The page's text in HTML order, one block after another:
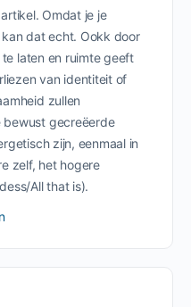
Omdat je je
dat echt. Ookk door
laten en ruimte geeft
van identiteit of
zullen
bewust gecreëerde
zijn, eenmaal in
zelf, het hogere
All that is).